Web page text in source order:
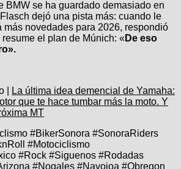
BMW se ha guardado demasiado en
dejó una pista más: cuando le
más novedades para 2026, respondió
el plan de Múnich: « De eso
|
La última idea demencial de Yamaha:
que te hace tumbar más la moto. Y
MT
#BikerSonora #SonoraRiders
#Motociclismo
#Rock #Siguenos #Rodadas
#Nogales #Navojoa #Obregon